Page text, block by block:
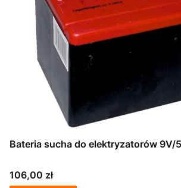
Bateria sucha do elektryzatorów 9V/
Cena
106,00 zł